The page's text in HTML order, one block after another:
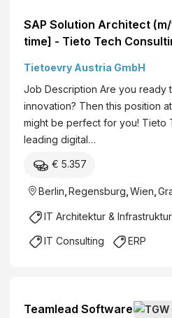
SAP Solution Architect
time] - Tieto Tech
Tietoevry Austria GmbH
Job Description Are you ready
innovation? Then this position
might be perfect for you! Tieto
leading digital…
€ 5.357
Berlin Regensburg Wien
IT Architektur & Infrastruktur
IT Consulting ERP
Teamlead Software